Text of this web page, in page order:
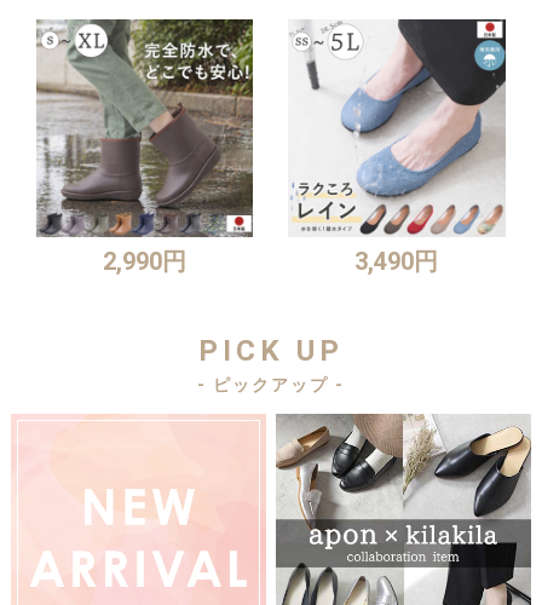
2,990円 3,490円
PICK UP
- ピックアップ -